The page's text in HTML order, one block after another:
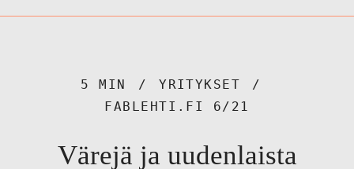
5 MIN
YRITYKSET
FABLEHTI.FI 6/21
Värejä ja uudenlaista